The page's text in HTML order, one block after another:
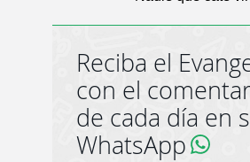
Reciba el
con el
de cada día en
WhatsApp